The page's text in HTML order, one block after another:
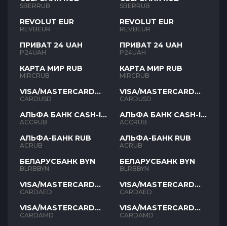
SBERRUB
REVOLUT EUR
REVBEUR
ПРИВАТ 24 UAH
P24UAH
КАРТА МИР RUB
MIRCRUB
VISA/MASTERCARD
USD
CARDUSD
АЛЬФА БАНК CASH-IN
RUB
ACCRUB
АЛЬФА-БАНК RUB
ACRUB
БЕЛАРУСБАНК BYN
BLRBBYN
VISA/MASTERCARD
AED
CARDAED
VISA/MASTERCARD
AMD
CARDAMD
SBERRUB
REVOLUT EUR
REVBEUR
ПРИВАТ 24 UAH
P24UAH
КАРТА МИР RUB
MIRCRUB
VISA/MASTERCARD
USD
CARDUSD
АЛЬФА БАНК CASH-IN
RUB
ACCRUB
АЛЬФА-БАНК RUB
ACRUB
БЕЛАРУСБАНК BYN
BLRBBYN
VISA/MASTERCARD
AED
CARDAED
VISA/MASTERCARD
AMD
CARDAMD